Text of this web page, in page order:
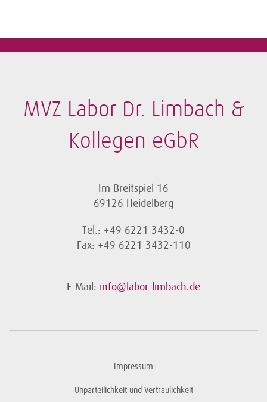
MVZ Labor Dr. Limbach &
Kollegen eGbR
Im Breitspiel 16
69126 Heidelberg
Tel.: +49 6221 3432-0
Fax: +49 6221 3432-110
E-Mail: info@labor-limbach.de
Impressum
Unparteilichkeit und Vertraulichkeit